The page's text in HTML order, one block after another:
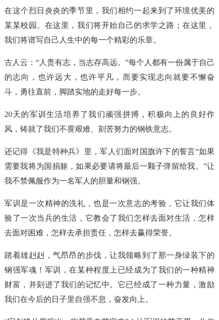
在这个烈日炎炎的季节里，我们相约一起来到了环境优美的
某某校园。在这里，我们将开始自己的求学之路；在这里，
我们将谱写自己人生中的每一个精彩的乐章。
古人云：“人贵有志，当志存高远。”每个人都有一份属于自己
的志向，也许远大，也许平凡，而要实现志向就要不懈奋
斗，勇往直前，脚踏实地的走好每一步。
20天的军训生活培养了我们顽强拼搏，积极向上的良好作
风，铸就了我们不畏艰难、刻苦努力的钢铁意志。
还记得《我是特种兵》里，军人们面对国旗许下的誓言“如果
需要我将为国捐躯，如果必要请将最后一颗子弹留给我。”让
我不禁佩服作为一名军人的胆量和钢强。
军训是一次精神的洗礼，也是一次意志的考验，它让我们体
验了一次当兵的生活，它教会了我们怎样去面对生活，怎样
去面对困难，怎样去承担责任，怎样去赢得荣誉。
踏着雄赳赳，气昂昂的步伐，让我领略到了那一身绿装下的
钢强军魂！军训，在某种程度上已经成为了我们的一种精神
财富，并刻进了我们的记忆中。它已经成了一种力量，激励
我们在今后的日子里自强不息，奋发向上。